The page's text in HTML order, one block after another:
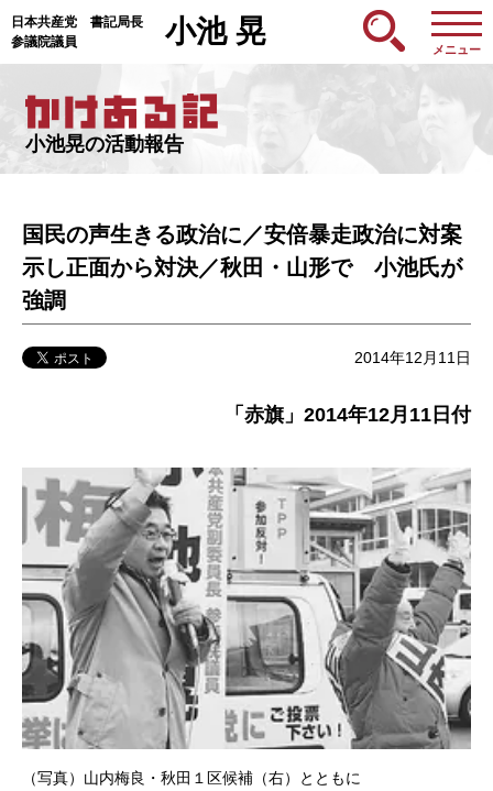
日本共産党 書記局長
参議院議員
小池 晃
メニュー
小池晃の活動報告
国民の声生きる政治に／安倍暴走政治に対案
示し正面から対決／秋田・山形で 小池氏が
強調
2014年12月11日
「赤旗」2014年12月11日付
（写真）山内梅良・秋田１区候補（右）とともに